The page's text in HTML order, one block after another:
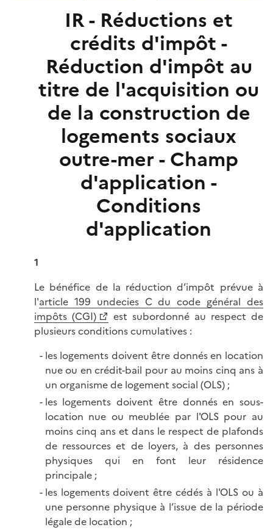
IR - Réductions et
crédits d'impôt -
Réduction d'impôt au
titre de l'acquisition ou
de la construction de
logements sociaux
outre-mer - Champ
d'application -
Conditions
d'application
1
Le bénéfice de la réduction d’impôt prévue à
l'article 199 undecies C du code général des
impôts (CGI)
est subordonné au respect de
plusieurs conditions cumulatives :
les logements doivent être donnés en location
nue ou en crédit-bail pour au moins cinq ans à
un organisme de logement social (OLS) ;
les logements doivent être donnés en sous-
location nue ou meublée par l'OLS pour au
moins cinq ans et dans le respect de plafonds
de ressources et de loyers, à des personnes
physiques qui en font leur résidence
principale ;
les logements doivent être cédés à l'OLS ou à
une personne physique à l’issue de la période
légale de location ;